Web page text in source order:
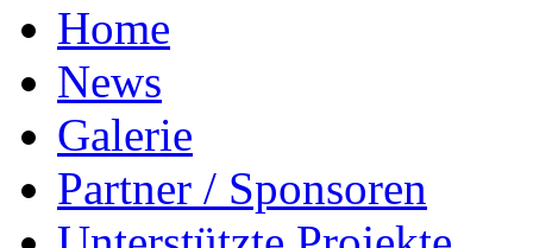
Home
News
Galerie
Partner / Sponsoren